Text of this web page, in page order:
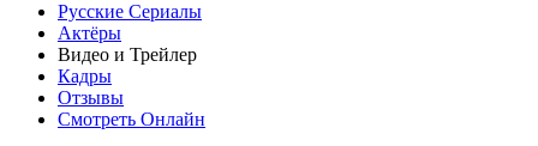
Русские Сериалы
Актёры
Видео и Трейлер
Кадры
Отзывы
Смотреть Онлайн